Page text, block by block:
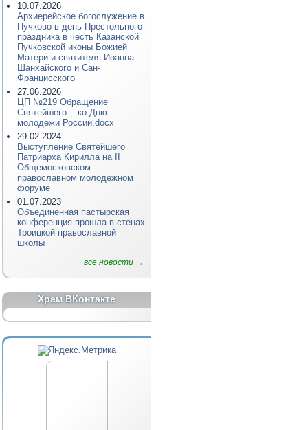
10.07.2026
Архиерейское богослужение в
Пучково в день Престольного
праздника в честь Казанской
Пучковской иконы Божией
Матери и святителя Иоанна
Шанхайского и Сан-
Францисского
27.06.2026
ЦП №219 Обращение
Святейшего... ко Дню
молодежи России.docx
29.02.2024
Выступление Святейшего
Патриарха Кирилла на II
Общемосковском
православном молодежном
форуме
01.07.2023
Объединенная пастырская
конференция прошла в стенах
Троицкой православной
школы
все новости →
Храм ВКонтакте